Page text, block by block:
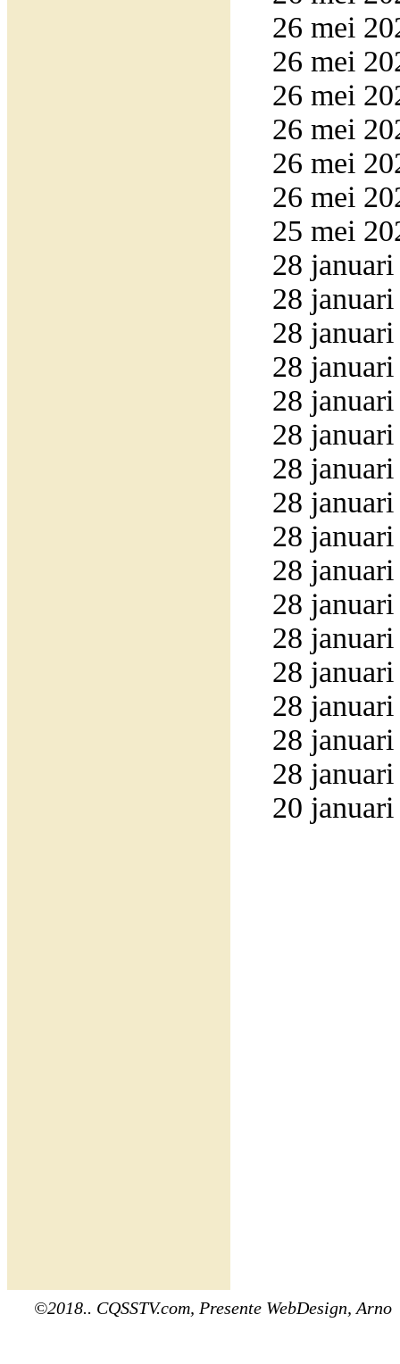
26 mei
26 mei
26 mei
26 mei
26 mei
26 mei
25 mei
28
28
28
28
28
28
28
28
28
28
28
28
28
28
28
28
20
©2018.. CQSSTV.com, Presente WebDesign, Arno